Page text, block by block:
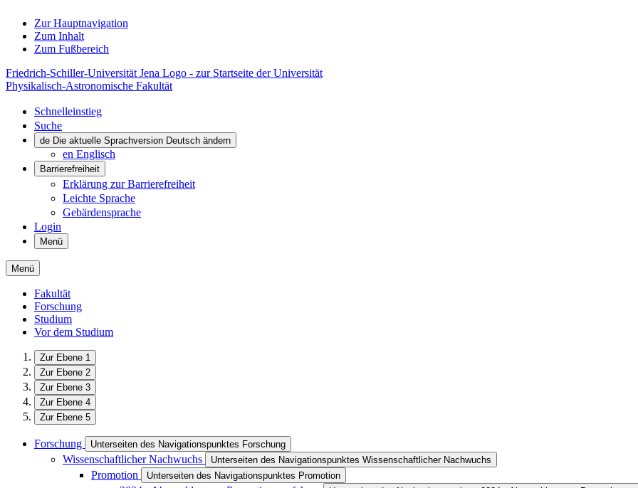
Zur Hauptnavigation
Zum Inhalt
Zum Fußbereich
Friedrich-Schiller-Universität Jena Logo - zur Startseite der Universität
Physikalisch-Astronomische Fakultät
Schnelleinstieg
Suche
de Die aktuelle Sprachversion Deutsch ändern
en Englisch
Barrierefreiheit
Erklärung zur Barrierefreiheit
Leichte Sprache
Gebärdensprache
Login
Menü
Menü
Fakultät
Forschung
Studium
Vor dem Studium
Zur Ebene 1
Zur Ebene 2
Zur Ebene 3
Zur Ebene 4
Zur Ebene 5
Forschung Unterseiten des Navigationspunktes Forschung
Wissenschaftlicher Nachwuchs Unterseiten des Navigationspunktes Wissenschaftlicher Nachwuchs
Promotion Unterseiten des Navigationspunktes Promotion